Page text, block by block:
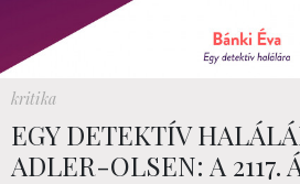
kritika
EGY DETEKTÍV
ADLER-OLSEN: A 2117.